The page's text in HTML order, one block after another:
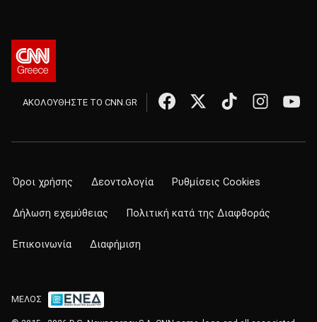
ΑΚΟΛΟΥΘΗΣΤΕ ΤΟ CNN.GR
Όροι χρήσης Δεοντολογία Ρυθμίσεις Cookies
Δήλωση εχεμύθειας Πολιτική κατά της Διαφθοράς
Επικοινωνία Διαφήμιση
ΜΕΛΟΣ